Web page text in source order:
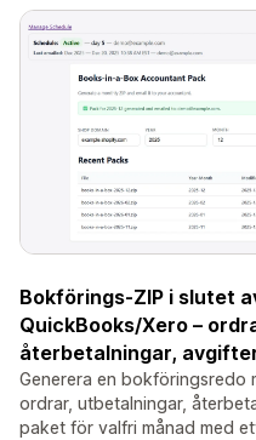
Bokförings-ZIP i slutet
QuickBooks/Xero –
återbetalningar,
Generera en bokföringsredo
ordrar, utbetalningar,
paket för valfri månad med